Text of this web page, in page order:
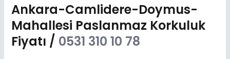
Ankara-Camlidere-Doymus-
Mahallesi Paslanmaz Korkuluk
Fiyatı / 0531 310 10 78